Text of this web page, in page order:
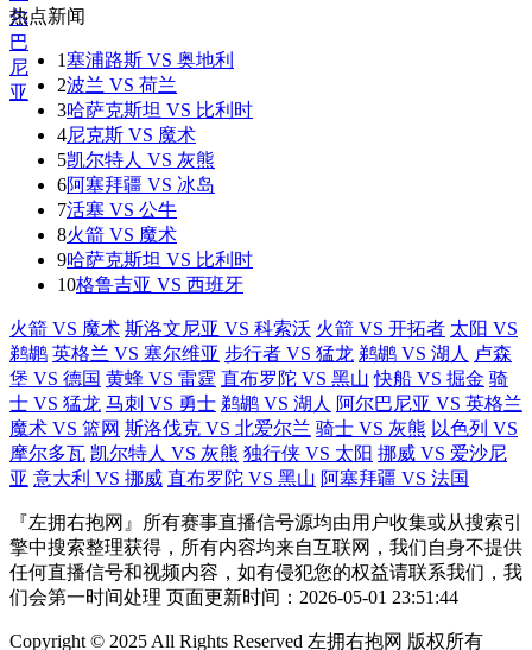
热点新闻
1塞浦路斯 VS 奥地利
2波兰 VS 荷兰
3哈萨克斯坦 VS 比利时
4尼克斯 VS 魔术
5凯尔特人 VS 灰熊
6阿塞拜疆 VS 冰岛
7活塞 VS 公牛
8火箭 VS 魔术
9哈萨克斯坦 VS 比利时
10格鲁吉亚 VS 西班牙
火箭 VS 魔术 斯洛文尼亚 VS 科索沃 火箭 VS 开拓者 太阳 VS
鹈鹕 英格兰 VS 塞尔维亚 步行者 VS 猛龙 鹈鹕 VS 湖人 卢森
堡 VS 德国 黄蜂 VS 雷霆 直布罗陀 VS 黑山 快船 VS 掘金 骑
士 VS 猛龙 马刺 VS 勇士 鹈鹕 VS 湖人 阿尔巴尼亚 VS 英格兰
魔术 VS 篮网 斯洛伐克 VS 北爱尔兰 骑士 VS 灰熊 以色列 VS
摩尔多瓦 凯尔特人 VS 灰熊 独行侠 VS 太阳 挪威 VS 爱沙尼
亚 意大利 VS 挪威 直布罗陀 VS 黑山 阿塞拜疆 VS 法国
『左拥右抱网』所有赛事直播信号源均由用户收集或从搜索引
擎中搜索整理获得，所有内容均来自互联网，我们自身不提供
任何直播信号和视频内容，如有侵犯您的权益请联系我们，我
们会第一时间处理 页面更新时间：2026-05-01 23:51:44
Copyright © 2025 All Rights Reserved 左拥右抱网 版权所有